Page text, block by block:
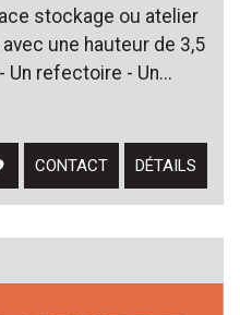
stockage ou atelier
une hauteur de 3,5
refectoire - Un...
CONTACT DÉTAILS